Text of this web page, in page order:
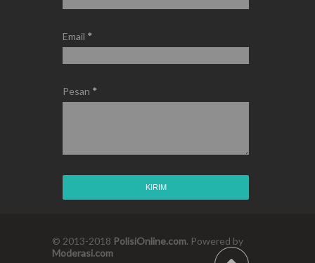
Email *
Pesan *
© 2013-2018 PolisiOnline.com. Powered by
Moderasi.com